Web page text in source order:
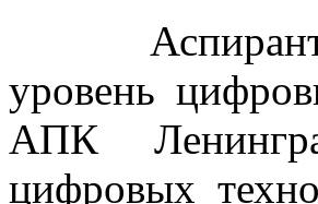
Аспирант
уровень
АПК
цифровых